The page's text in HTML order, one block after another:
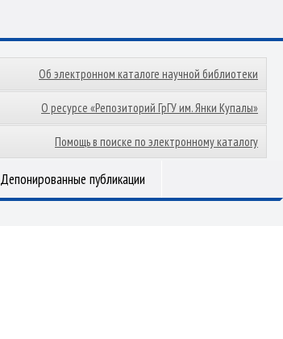
Об электронном каталоге научной библиотеки
О ресурсе «Репозиторий ГрГУ им. Янки Купалы»
Помощь в поиске по электронному каталогу
Депонированные публикации